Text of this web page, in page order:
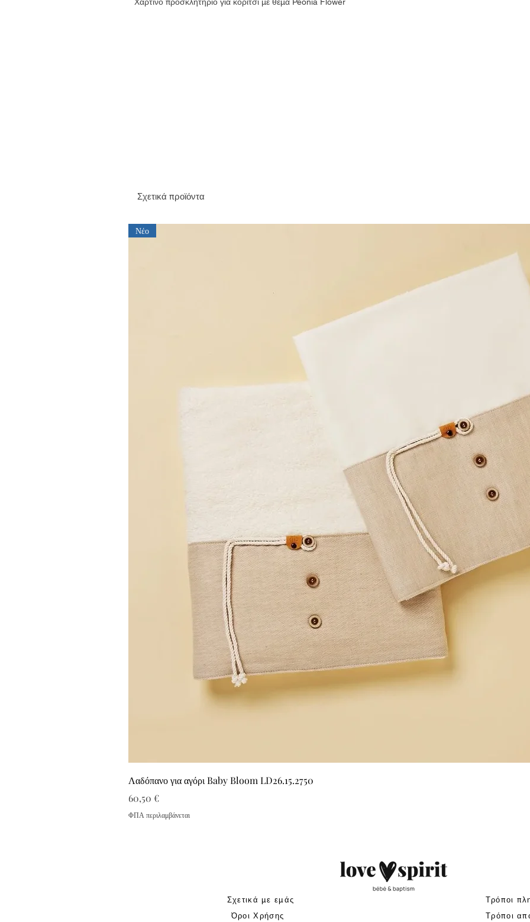
Σχετικά προϊόντα
Νέο
Λαδόπανο για αγόρι Baby Bloom LD26.15.2750
Τιμή
60,50 €
ΦΠΑ περιλαμβάνεται
Σχετικά με εμάς
Όροι Χρήσης
Τρόποι
Τρόποι